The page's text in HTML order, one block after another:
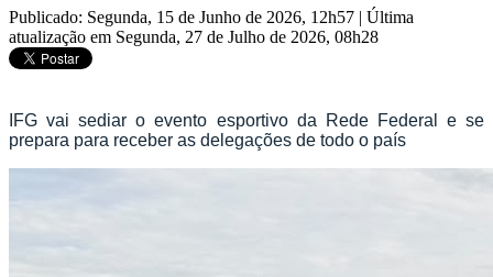
Publicado: Segunda, 15 de Junho de 2026, 12h57 | Última
atualização em Segunda, 27 de Julho de 2026, 08h28
IFG vai sediar o evento esportivo da Rede Federal e se
prepara para receber as delegações de todo o país